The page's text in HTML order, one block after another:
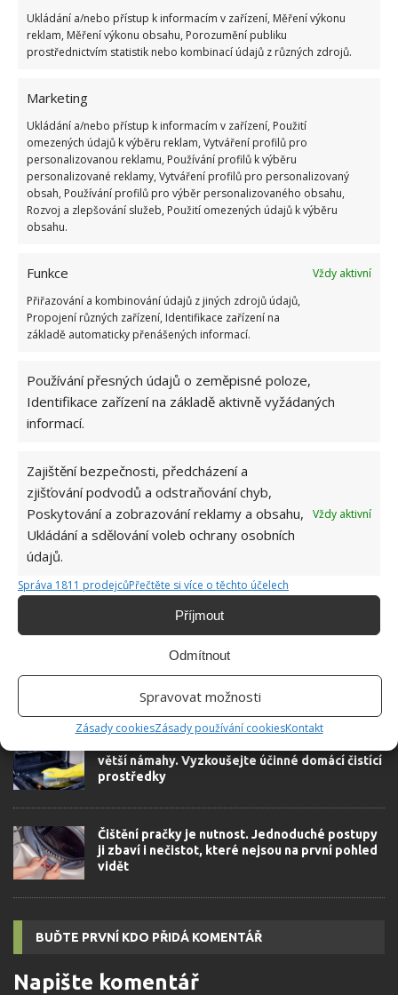
Ukládání a/nebo přístup k informacím v zařízení, Měření výkonu
reklam, Měření výkonu obsahu, Porozumění publiku
prostřednictvím statistik nebo kombinací údajů z různých zdrojů.
Marketing
Ukládání a/nebo přístup k informacím v zařízení, Použití
omezených údajů k výběru reklam, Vytváření profilů pro
personalizovanou reklamu, Používání profilů k výběru
personalizované reklamy, Vytváření profilů pro personalizovaný
obsah, Používání profilů pro výběr personalizovaného obsahu,
Rozvoj a zlepšování služeb, Použití omezených údajů k výběru
obsahu.
Funkce
Vždy aktivní
Přiřazování a kombinování údajů z jiných zdrojů údajů,
Propojení různých zařízení, Identifikace zařízení na
základě automaticky přenášených informací.
Používání přesných údajů o zeměpisné poloze,
Identifikace zařízení na základě aktivně vyžádaných
informací.
Zajištění bezpečnosti, předcházení a
zjišťování podvodů a odstraňování chyb,
Poskytování a zobrazování reklamy a obsahu,
Ukládání a sdělování voleb ochrany osobních
údajů.
Vždy aktivní
Správa 1811 prodejcůPřečtěte si více o těchto účelech
Příjmout
Odmítnout
Spravovat možnosti
Zásady cookiesZásady používání cookiesKontakt
KOMENTOVAT
Hana Musilová
Do redakce Bydlimeutulne.cz se
rozhodla zůstat. Její v...
autorovi]
Žmolky v kapse po vyprání kapesníku jsou
větší námahy. Vyzkoušejte účinné domácí čistící
prostředky
Čištění pračky je nutnost. Jednoduché postupy
ji zbaví i nečistot, které nejsou na první pohled
vidět
BUĎTE PRVNÍ KDO PŘIDÁ KOMENTÁŘ
Napište komentář